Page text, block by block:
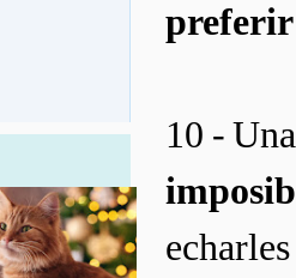
preferir
10 -